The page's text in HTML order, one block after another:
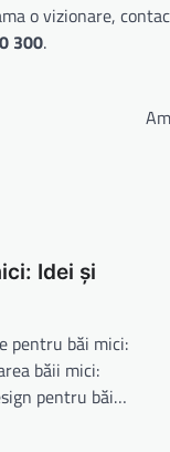
o vizionare,
300.
Idei și
pentru băi mici:
băii mici:
pentru băi…